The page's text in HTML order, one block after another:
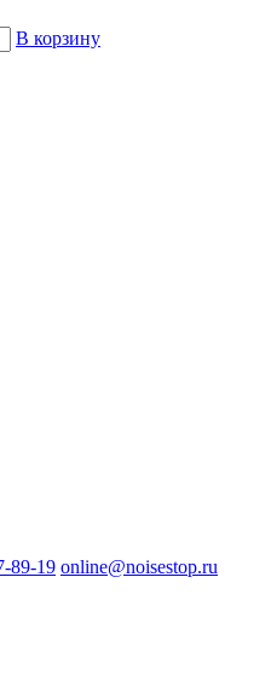
В корзину
89-19 online@noisestop.ru